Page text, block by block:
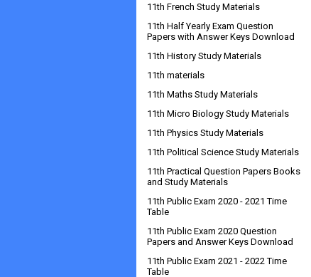
11th French Study Materials
11th Half Yearly Exam Question
Papers with Answer Keys Download
11th History Study Materials
11th materials
11th Maths Study Materials
11th Micro Biology Study Materials
11th Physics Study Materials
11th Political Science Study Materials
11th Practical Question Papers Books
and Study Materials
11th Public Exam 2020 - 2021 Time
Table
11th Public Exam 2020 Question
Papers and Answer Keys Download
11th Public Exam 2021 - 2022 Time
Table